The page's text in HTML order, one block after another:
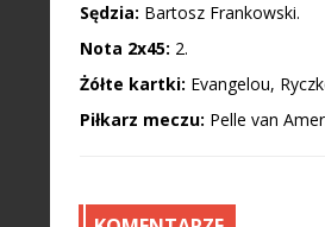
Sędzia: Bartosz Frankowski.
Nota 2x45: 2.
Żółte kartki: Evangelou,
Piłkarz meczu: Pelle van